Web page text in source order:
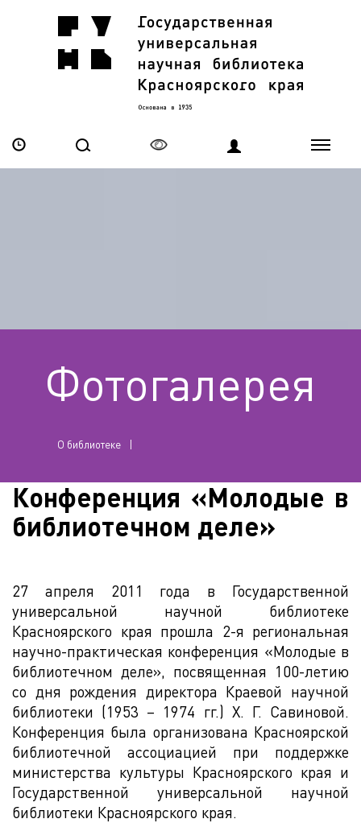
Фотогалерея
О библиотеке
Конференция «Молодые в
библиотечном деле»
27 апреля 2011 года в Государственной
универсальной научной библиотеке
Красноярского края прошла 2-я региональная
научно-практическая конференция «Молодые в
библиотечном деле», посвященная 100-летию
со дня рождения директора Краевой научной
библиотеки (1953 – 1974 гг.) Х. Г. Савиновой.
Конференция была организована Красноярской
библиотечной ассоциацией при поддержке
министерства культуры Красноярского края и
Государственной универсальной научной
библиотеки Красноярского края.